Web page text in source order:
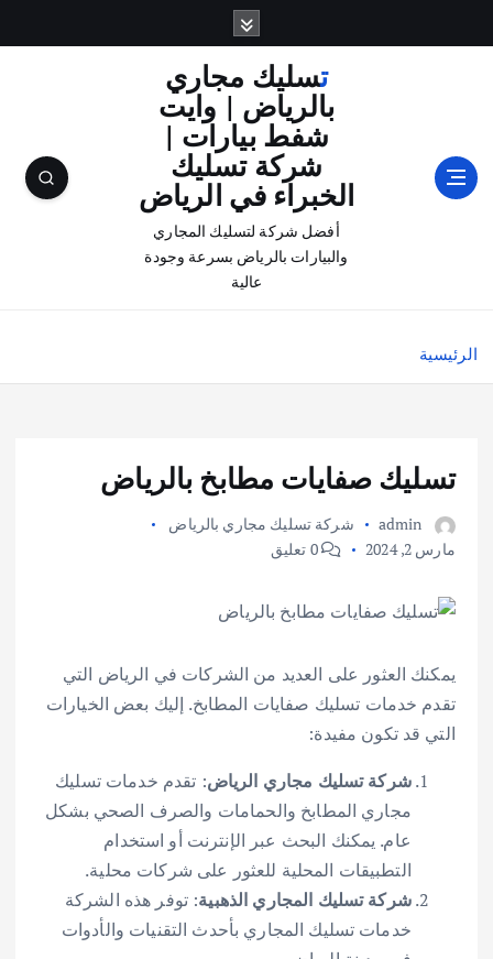
تسليك مجاري
بالرياض | وايت
شفط بيارات |
شركة تسليك
الخبراء في الرياض
أفضل شركة لتسليك المجاري
والبيارات بالرياض بسرعة وجودة
عالية
الرئيسية
تسليك صفايات مطابخ بالرياض
admin
شركة تسليك مجاري بالرياض
مارس 2, 2024
0 تعليق
يمكنك العثور على العديد من الشركات في الرياض التي
تقدم خدمات تسليك صفايات المطابخ. إليك بعض الخيارات
التي قد تكون مفيدة:
شركة تسليك مجاري الرياض: تقدم خدمات تسليك
مجاري المطابخ والحمامات والصرف الصحي بشكل
عام. يمكنك البحث عبر الإنترنت أو استخدام
التطبيقات المحلية للعثور على شركات محلية.
شركة تسليك المجاري الذهبية: توفر هذه الشركة
خدمات تسليك المجاري بأحدث التقنيات والأدوات